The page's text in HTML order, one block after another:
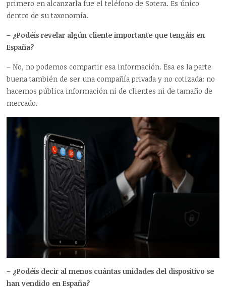
primero en alcanzarla fue el teléfono de Sotera. Es único
dentro de su taxonomía.
– ¿Podéis revelar algún cliente importante que tengáis en
España?
– No, no podemos compartir esa información. Esa es la parte
buena también de ser una compañía privada y no cotizada: no
hacemos pública información ni de clientes ni de tamaño de
mercado.
– ¿Podéis decir al menos cuántas unidades del dispositivo se
han vendido en España?